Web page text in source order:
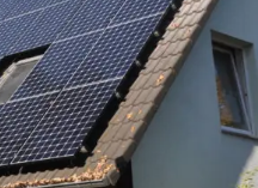
Speicher auf